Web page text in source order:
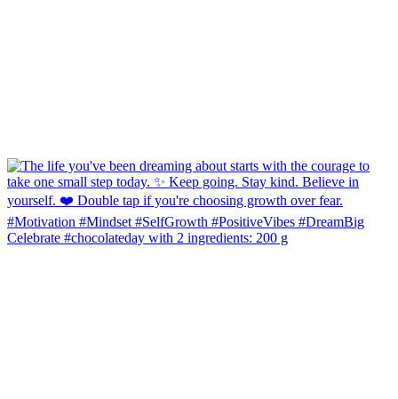
Celebrate #chocolateday with 2 ingredients: 200 g